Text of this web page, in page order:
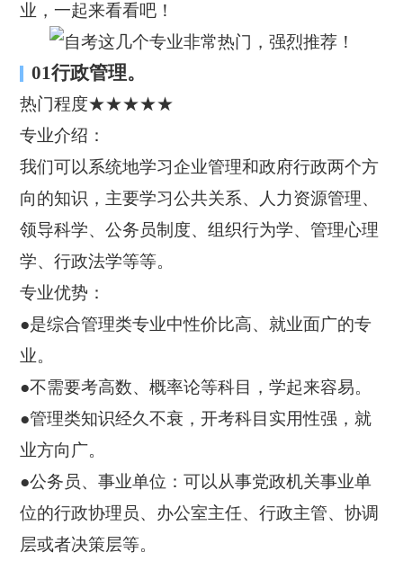
业，一起来看看吧！
01行政管理。
热门程度★★★★★
专业介绍：
我们可以系统地学习企业管理和政府行政两个方
向的知识，主要学习公共关系、人力资源管理、
领导科学、公务员制度、组织行为学、管理心理
学、行政法学等等。
专业优势：
●是综合管理类专业中性价比高、就业面广的专
业。
●不需要考高数、概率论等科目，学起来容易。
●管理类知识经久不衰，开考科目实用性强，就
业方向广。
●公务员、事业单位：可以从事党政机关事业单
位的行政协理员、办公室主任、行政主管、协调
层或者决策层等。